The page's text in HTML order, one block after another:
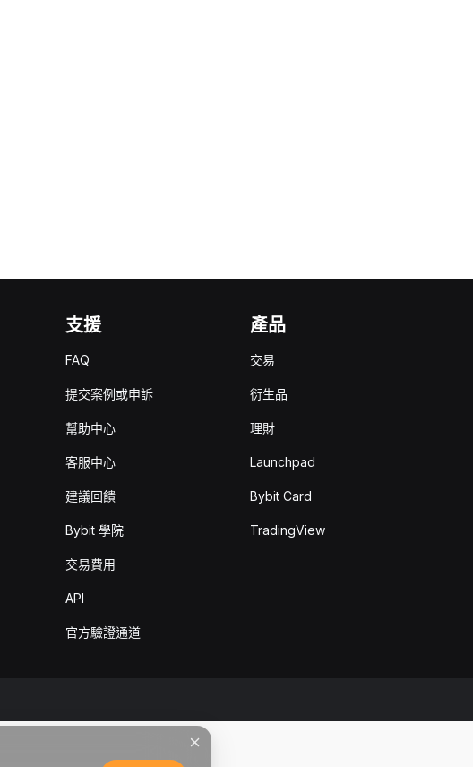
支援
FAQ
提交案例或申訴
幫助中心
客服中心
建議回饋
Bybit 學院
交易費用
API
官方驗證通道
產品
交易
衍生品
理財
Launchpad
Bybit Card
TradingView